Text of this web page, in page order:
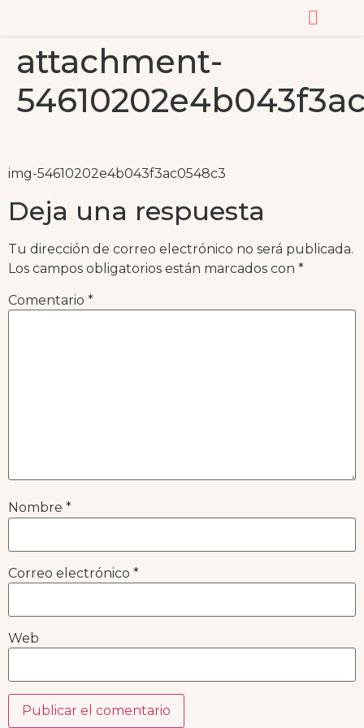
attachment-
img-54610202e4b043f3ac0548c3
Deja una respuesta
Tu dirección de correo electrónico no será publicada.
Los campos obligatorios están marcados con *
Comentario *
Nombre *
Correo electrónico *
Web